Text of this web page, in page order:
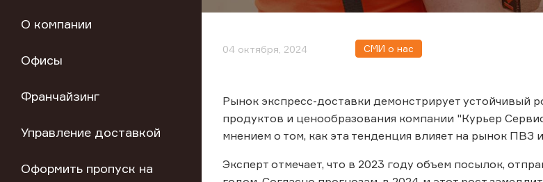
О компании
Офисы
Франчайзинг
Управление доставкой
Оформить пропуск на
04 октября, 2024 СМИ о нас
Рынок экспресс-доставки демонстрирует устойчивый
продуктов и ценообразования компании "Курьер
мнением о том, как эта тенденция влияет на рынок ПВЗ
Эксперт отмечает, что в 2023 году объем посылок,